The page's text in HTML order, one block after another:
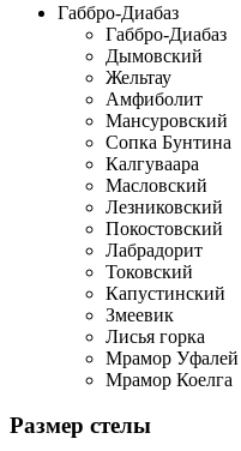
Габбро-Диабаз
Габбро-Диабаз
Дымовский
Жельтау
Амфиболит
Мансуровский
Сопка Бунтина
Калгуваара
Масловский
Лезниковский
Покостовский
Лабрадорит
Токовский
Капустинский
Змеевик
Лисья горка
Мрамор Уфалей
Мрамор Коелга
Размер стелы